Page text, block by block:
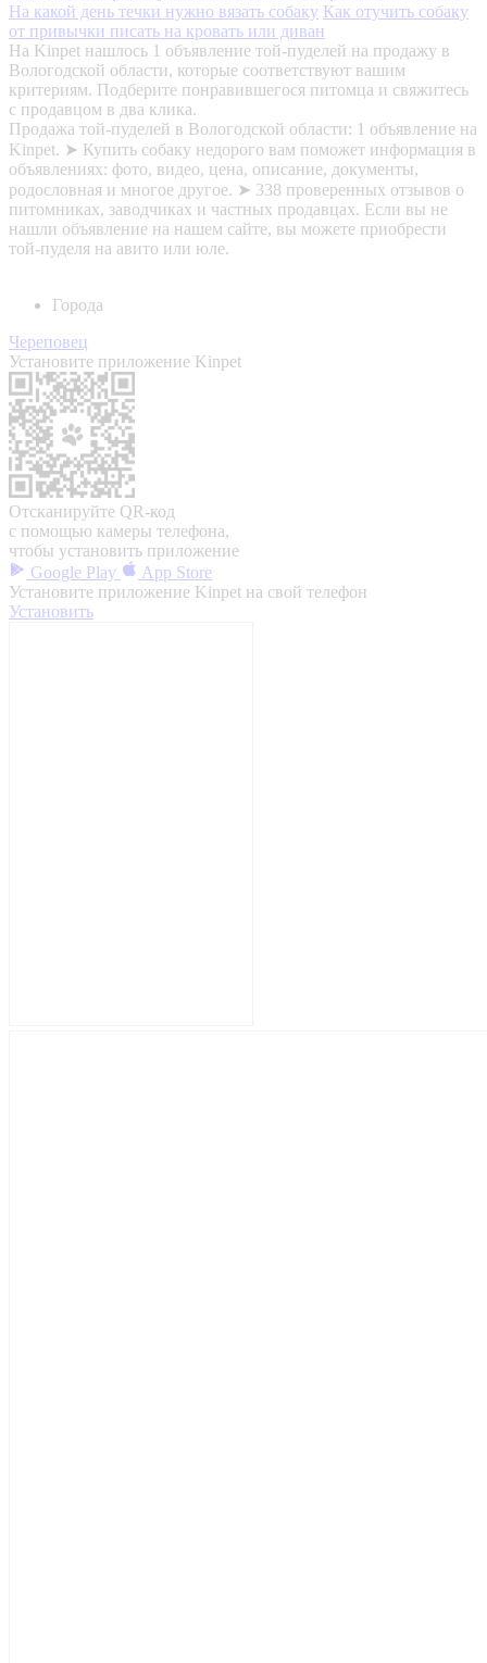
На какой день течки нужно вязать собаку Как отучить собаку
от привычки писать на кровать или диван
На Kinpet нашлось 1 объявление той-пуделей на продажу в
Вологодской области, которые соответствуют вашим
критериям. Подберите понравившегося питомца и свяжитесь
с продавцом в два клика.
Продажа той-пуделей в Вологодской области: 1 объявление на
Kinpet. ➤ Купить собаку недорого вам поможет информация в
объявлениях: фото, видео, цена, описание, документы,
родословная и многое другое. ➤ 338 проверенных отзывов о
питомниках, заводчиках и частных продавцах. Если вы не
нашли объявление на нашем сайте, вы можете приобрести
той-пуделя на авито или юле.
Города
Череповец
Установите приложение Kinpet
Отсканируйте QR-код
с помощью камеры телефона,
чтобы установить приложение
Google Play
App Store
Установите приложение Kinpet на свой телефон
Установить